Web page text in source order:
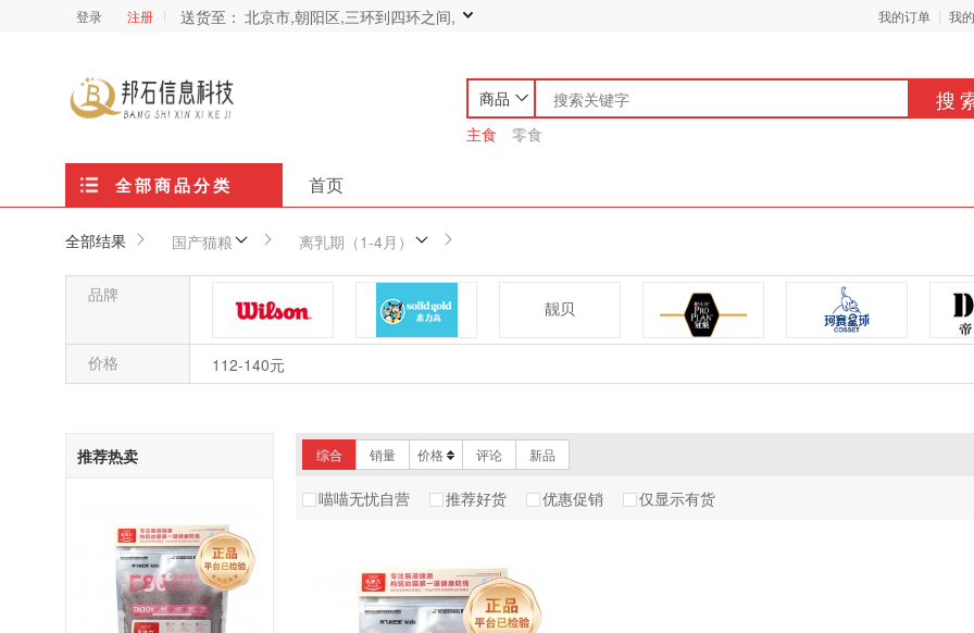
登录 注册 送货至： 北京市,朝阳区,三环到四环之间, 我的订单 我
商品 搜
主食 零食
全部商品分类 首页
全部结果 国产猫粮 离乳期（1-4月）
品牌
威尔逊
靓贝
爱肯拿ACANA 美国倍酷（PetAg） 凯 锐 思
价格 112-140元
推荐热卖 综合 销量 价格 评论 新品
喵喵无忧自营 推荐好货 优惠促销 仅显示有货